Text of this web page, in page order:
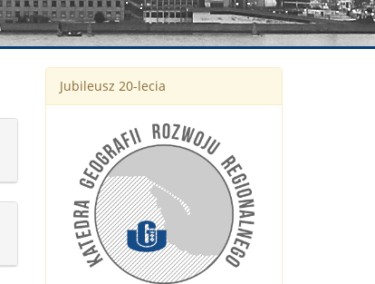
Jubileusz 20-lecia